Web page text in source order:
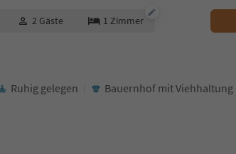
2 Gäste 1 Zimmer
Ruhig gelegen Bauernhof mit Viehhaltung